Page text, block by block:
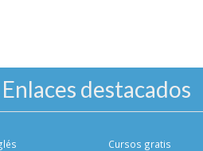
Enlaces destacados
Cursos gratis